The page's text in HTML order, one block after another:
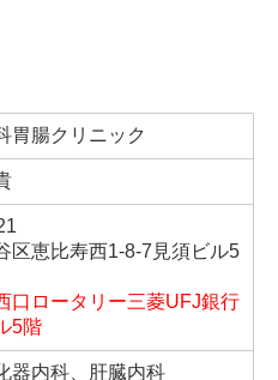
、我々の判断で再来をお
、ご了承の程宜しくお願
されても新型コロナの感
りません。
日々努力しております。
理解いただけます様重ね
胃腸クリニック
区恵比寿西1-8-7見須ビル5
口ロータリー三菱UFJ銀行
5階
器内科、肝臓内科